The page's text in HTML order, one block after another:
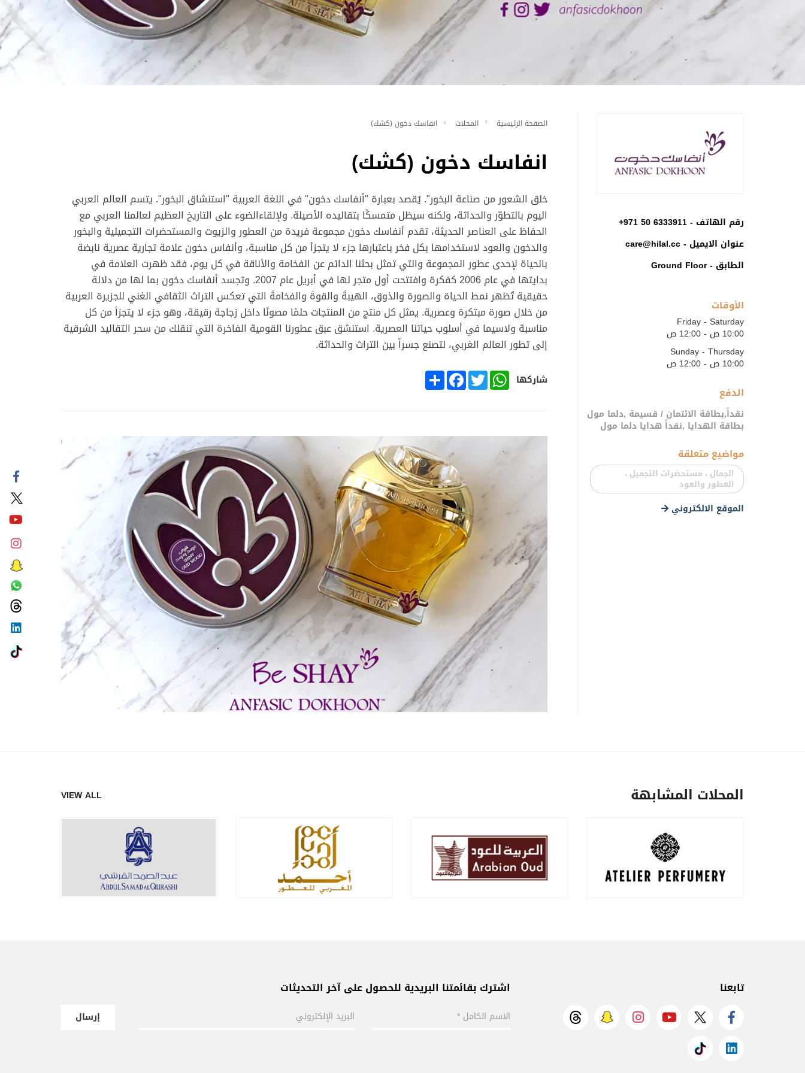
رقم الهاتف -+971 50 6333911
عنوان الايميل -care@hilal.cc
الطابق - Ground Floor
الأوقات
Friday - Saturday
10:00 ص - 12:00 ص
Sunday - Thursday
10:00 ص - 12:00 ص
الدفع
نقداً,بطاقة الائتمان / قسيمة ,دلما مول
بطاقة الهدايا ,نقداً هدايا دلما مول
مواضيع متعلقة
الجمال ، مستحضرات التجميل ،
العطور والعود
الموقع الالكتروني
الصفحة الرئيسية المحلات انفاسك دخون (كشك)
انفاسك دخون (كشك)
خلق الشعور من صناعة البخور". يُقصد بعبارة "أنفاسك دخون" في اللغة العربية "استنشاق البخور". يتسم العالم العربي
اليوم بالتطوّر والحداثة، ولكنه سيظل متمسكًا بتقاليده الأصيلة. ولإلقاءالضوء على التاريخ العظيم لعالمنا العربي مع
الحفاظ على العناصر الحديثة، تقدم أنفاسك دخون مجموعة فريدة من العطور والزيوت والمستحضرات التجميلية والبخور
والدخون والعود لاستخدامها بكل فخر باعتبارها جزء لا يتجزأ من كل مناسبة، وأنفاس دخون علامة تجارية عصرية نابضة
بالحياة لإحدى عطور المجموعة والتي تمثل بحثنا الدائم عن الفخامة والأناقة في كل يوم، فقد ظهرت العلامة في
بدايتها في عام 2006 كفكرة وافتتحت أول متجر لها في أبريل عام 2007. وتجسد أنفاسك دخون بما لها من دلالة
حقيقية تُظهر نمط الحياة والصورة والذوق، الهيبةَ والقوةَ والفخامةَ التي تعكس التراث الثقافي الغني للجزيرة العربية
من خلال صورة مبتكرة وعصرية. يمثل كل منتج من المنتجات حلمًا مصونًا داخل زجاجة رقيقة، وهو جزء لا يتجزأ من كل
مناسبة ولاسيما في أسلوب حياتنا العصرية. استنشق عبق عطورنا القومية الفاخرة التي تنقلك من سحر التقاليد الشرقية
إلى تطور العالم الغربي، لتصنع جسراً بين التراث والحداثة.
شاركها SHARE
FACEBOOKTWITTER
WHATSAPP
المحلات المشابهة VIEW ALL
تابعنا اشترك بقائمتنا البريدية للحصول على آخر التحديثات
إرسال